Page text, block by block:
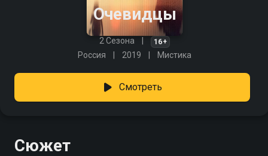
Очевидцы
2 Сезона 16+
Россия 2019 Мистика
Смотреть
Сюжет